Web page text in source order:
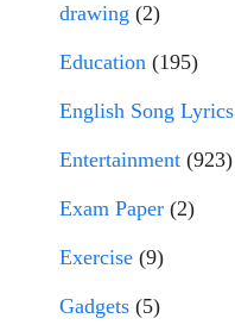
drawing (2)
Education (195)
English Song Lyrics
Entertainment (923)
Exam Paper (2)
Exercise (9)
Gadgets (5)